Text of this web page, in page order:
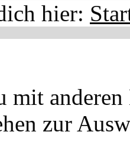
hier:
mit
zur